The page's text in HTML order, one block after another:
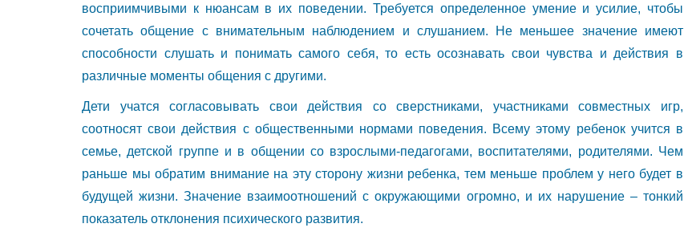
восприимчивыми к нюансам в их поведении. Требуется определенное умение и усилие, чтобы
сочетать общение с внимательным наблюдением и слушанием. Не меньшее значение имеют
способности слушать и понимать самого себя, то есть осознавать свои чувства и действия в
различные моменты общения с другими.
Дети учатся согласовывать свои действия со сверстниками, участниками совместных игр,
соотносят свои действия с общественными нормами поведения. Всему этому ребенок учится в
семье, детской группе и в общении со взрослыми-педагогами, воспитателями, родителями. Чем
раньше мы обратим внимание на эту сторону жизни ребенка, тем меньше проблем у него будет в
будущей жизни. Значение взаимоотношений с окружающими огромно, и их нарушение – тонкий
показатель отклонения психического развития.